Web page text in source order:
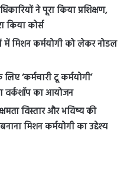
ने पूरा किया प्रशिक्षण,
किया कोर्स
में मिशन कर्मयोगी को लेकर नोडल
‘कर्मचारी टू कर्मयोगी’
वर्कशॉप का आयोजन
विस्तार और भविष्य की
मिशन कर्मयोगी का उद्देश्य